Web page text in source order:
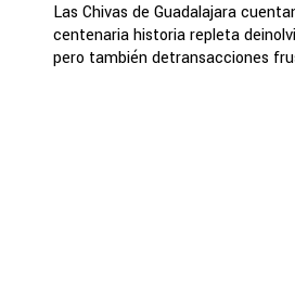
Las Chivas de Guadalajara
centenaria historia repleta
pero también detransacciones